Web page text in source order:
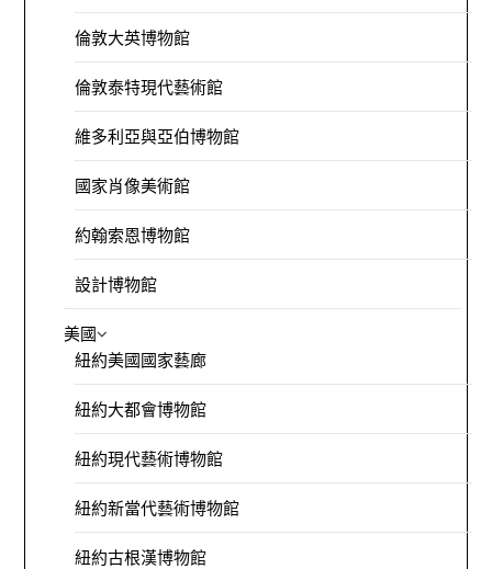
倫敦大英博物館
倫敦泰特現代藝術館
維多利亞與亞伯博物館
國家肖像美術館
約翰索恩博物館
設計博物館
美國
紐約美國國家藝廊
紐約大都會博物館
紐約現代藝術博物館
紐約新當代藝術博物館
紐約古根漢博物館